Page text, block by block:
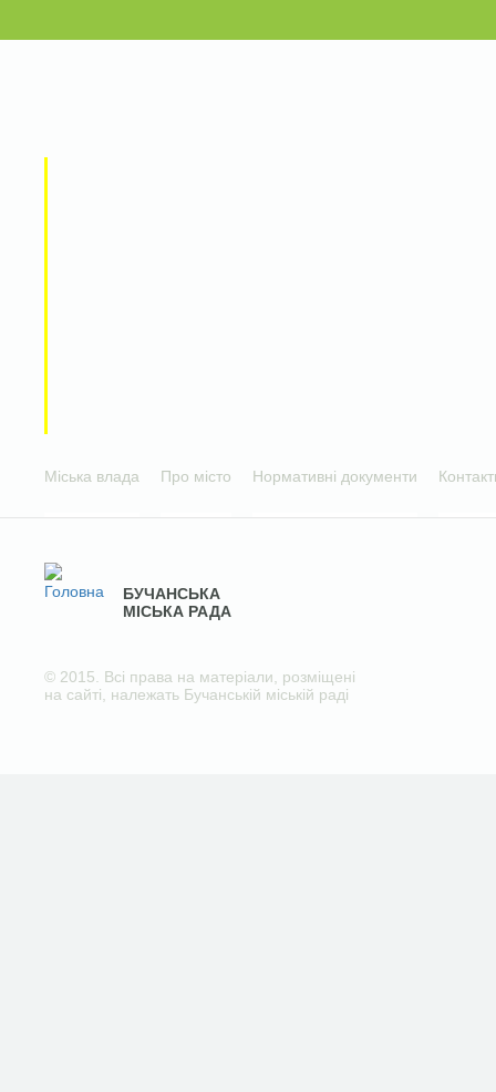
Міська влада Про місто Нормативні документи
БУЧАНСЬКА
МІСЬКА РАДА
© 2015. Всі права на матеріали, розміщені
на сайті, належать Бучанській міській раді